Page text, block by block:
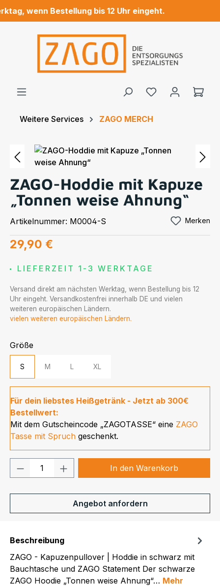
Zum Hauptinhalt springen
wenn Bestellung bis 12 Uhr eingeht.
Weitere Services ZAGO MERCH
Bildergalerie überspringen
ZAGO-Hoddie mit Kapuze
„Tonnen weise Ahnung“
Artikelnummer: M0004-S Merken
Regulärer Preis:
29,90 €
LIEFERZEIT 1-3 WERKTAGE
Versand direkt am nächsten Werktag, wenn Bestellung bis 12
Uhr eingeht. Versandkostenfrei innerhalb DE und vielen
weiteren europäischen Ländern.
vielen weiteren europäischen Ländern.
Größeauswählen
S M L XL
Für dein liebstes Heißgetränk - Jetzt ab 300€
Bestellwert:
Mit dem Gutscheincode „ZAGOTASSE“ eine ZAGO
Tasse mit Spruch geschenkt.
Produkt Anzahl: Gib denIn den Warenkorb
Angebot anfordern
Beschreibung
ZAGO - Kapuzenpullover | Hoddie in schwarz mit
Bauchtasche und ZAGO Statement Der schwarze
ZAGO Hoodie „Tonnen weise Ahnung“… Mehr